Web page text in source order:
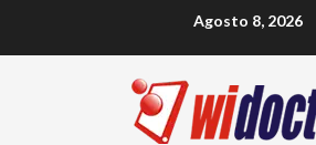
Agosto 8, 2026